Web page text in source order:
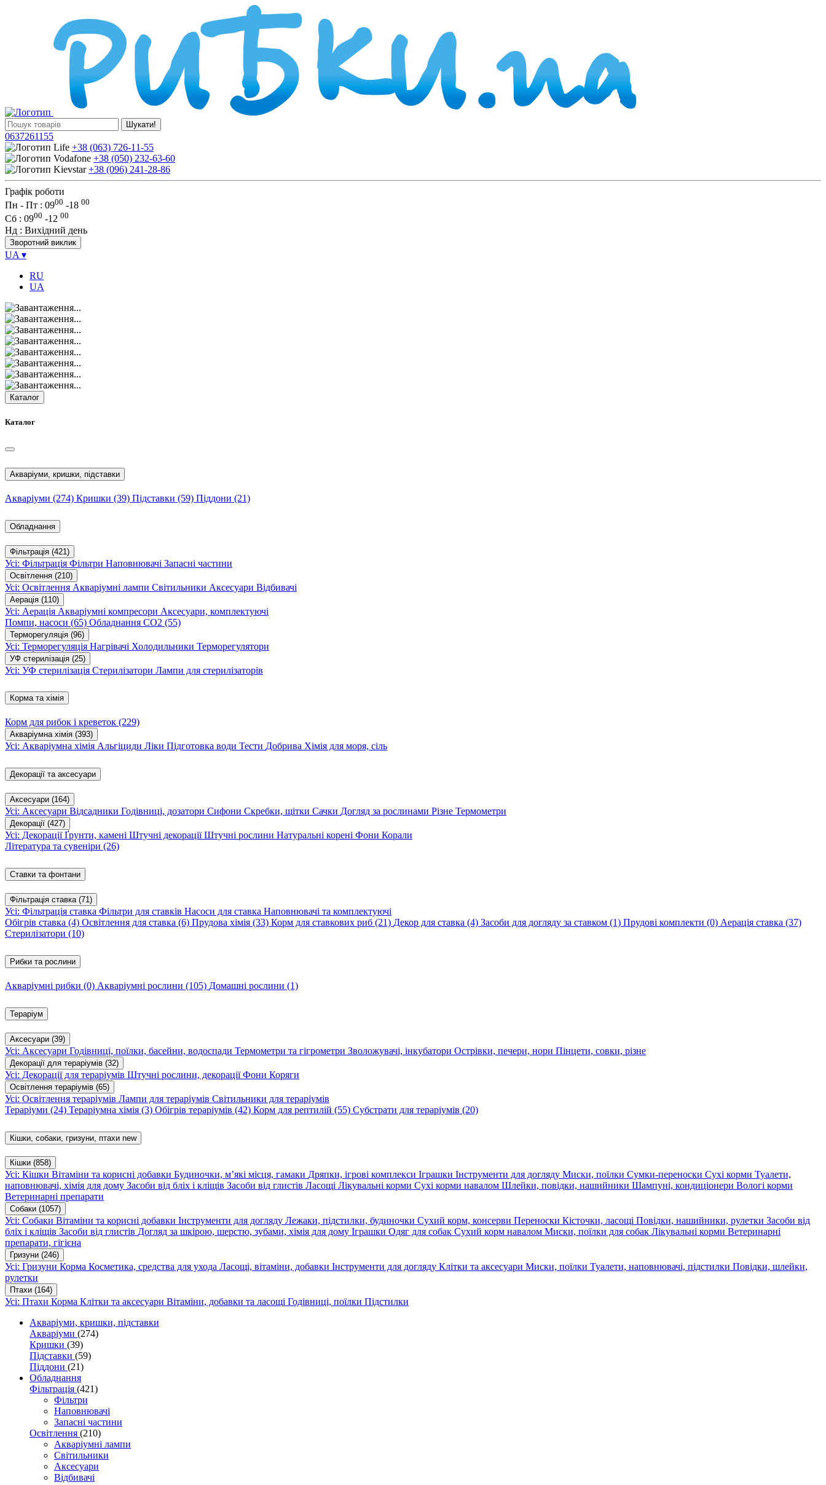
Шукати!
0637261155
+38 (063) 726-11-55
+38 (050) 232-63-60
+38 (096) 241-28-86
Графік роботи
Пн - Пт : 0900 -18 00
Сб : 0900 -12 00
Нд : Вихідний день
Зворотний виклик
UA ▾
RU
UA
Каталог
Каталог
Акваріуми, кришки, підставки
Акваріуми (274) Кришки (39) Підставки (59) Піддони (21)
Обладнання
Фільтрація (421)
Усі: Фільтрація Фільтри Наповнювачі Запасні частини
Освітлення (210)
Усі: Освітлення Акваріумні лампи Світильники Аксесуари Відбивачі
Аерація (110)
Усі: Аерація Акваріумні компресори Аксесуари, комплектуючі
Помпи, насоси (65) Обладнання CO2 (55)
Терморегуляція (96)
Усі: Терморегуляція Нагрівачі Холодильники Терморегулятори
УФ стерилізація (25)
Усі: УФ стерилізація Стерилізатори Лампи для стерилізаторів
Корма та хімія
Корм для рибок і креветок (229)
Акваріумна хімія (393)
Усі: Акваріумна хімія Альгіциди Ліки Підготовка води Тести Добрива Хімія для моря, сіль
Декорації та аксесуари
Аксесуари (164)
Усі: Аксесуари Відсадники Годівниці, дозатори Сифони Скребки, щітки Сачки Догляд за рослинами Різне Термометри
Декорації (427)
Усі: ДекораціїҐрунти, камені Штучні декораціїШтучні рослини Натуральні корені Фони Корали
Література та сувеніри (26)
Ставки та фонтани
Фільтрація ставка (71)
Усі: Фільтрація ставка Фільтри для ставків Насоси для ставка Наповнювачі та комплектуючі
Обігрів ставка (4) Освітлення для ставка (6) Прудова хімія (33) Корм для ставкових риб (21) Декор для ставка (4) Засоби для догляду за ставком (1) Прудові комплекти (0) Аерація ставка (37)
Стерилізатори (10)
Рибки та рослини
Акваріумні рибки (0) Акваріумні рослини (105) Домашні рослини (1)
Тераріум
Аксесуари (39)
Усі: Аксесуари Годівниці, поїлки, басейни, водоспади Термометри та гігрометри Зволожувачі, інкубатори Острівки, печери, нори Пінцети, совки, різне
Декорації для тераріумів (32)
Усі: Декорації для тераріумів Штучні рослини, декораціїФони Коряги
Освітлення тераріумів (65)
Усі: Освітлення тераріумів Лампи для тераріумів Світильники для тераріумів
Тераріуми (24) Тераріумна хімія (3) Обігрів тераріумів (42) Корм для рептилій (55) Субстрати для тераріумів (20)
Кішки, собаки, гризуни, птахи new
Кішки (858)
Усі: Кішки Вітаміни та корисні добавки Будиночки, м’які місця, гамаки Дряпки, ігрові комплекси Іграшки Інструменти для догляду Миски, поїлки Сумки-переноски Сухі корми Туалети,
наповнювачі, хімія для дому Засоби від бліх і кліщів Засоби від глистів Ласощі Лікувальні корми Сухі корми навалом Шлейки, повідки, нашийники Шампуні, кондиціонери Вологі корми
Ветеринарні препарати
Собаки (1057)
Усі: Собаки Вітаміни та корисні добавки Інструменти для догляду Лежаки, підстилки, будиночки Сухий корм, консерви Переноски Кісточки, ласощі Повідки, нашийники, рулетки Засоби від
бліх і кліщів Засоби від глистів Догляд за шкірою, шерстю, зубами, хімія для дому Іграшки Одяг для собак Сухий корм навалом Миски, поїлки для собак Лікувальні корми Ветеринарні
препарати, гігієна
Гризуни (246)
Усі: Гризуни Корма Косметика, средства для ухода Ласощі, вітаміни, добавки Інструменти для догляду Клітки та аксесуари Миски, поїлки Туалети, наповнювачі, підстилки Повідки, шлейки,
рулетки
Птахи (164)
Усі: Птахи Корма Клітки та аксесуари Вітаміни, добавки та ласощі Годівниці, поїлки Підстилки
Акваріуми, кришки, підставки
Акваріуми (274)
Кришки (39)
Підставки (59)
Піддони (21)
Обладнання
Фільтрація (421)
Фільтри
Наповнювачі
Запасні частини
Освітлення (210)
Акваріумні лампи
Світильники
Аксесуари
Відбивачі